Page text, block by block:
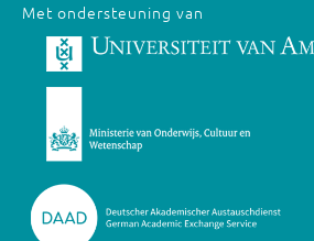
Met ondersteuning van